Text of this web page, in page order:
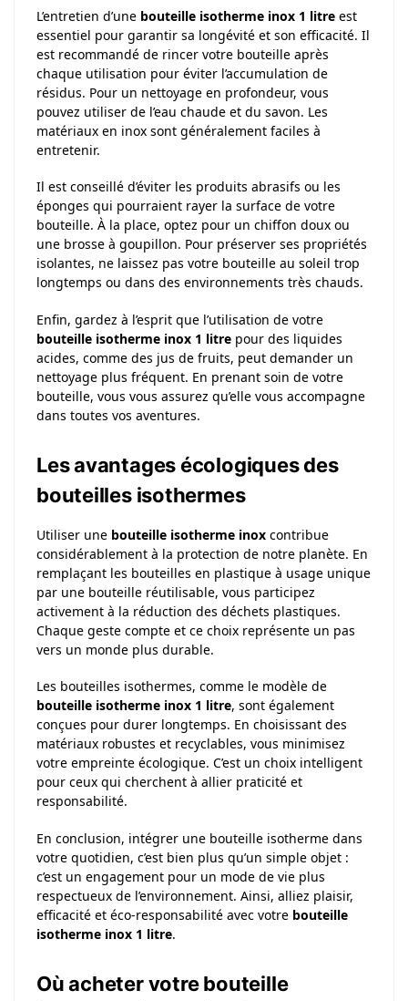
L’entretien d’une bouteille isotherme inox 1 litre est
essentiel pour garantir sa longévité et son efficacité. Il
est recommandé de rincer votre bouteille après
chaque utilisation pour éviter l’accumulation de
résidus. Pour un nettoyage en profondeur, vous
pouvez utiliser de l’eau chaude et du savon. Les
matériaux en inox sont généralement faciles à
entretenir.
Il est conseillé d’éviter les produits abrasifs ou les
éponges qui pourraient rayer la surface de votre
bouteille. À la place, optez pour un chiffon doux ou
une brosse à goupillon. Pour préserver ses propriétés
isolantes, ne laissez pas votre bouteille au soleil trop
longtemps ou dans des environnements très chauds.
Enfin, gardez à l’esprit que l’utilisation de votre
bouteille isotherme inox 1 litre pour des liquides
acides, comme des jus de fruits, peut demander un
nettoyage plus fréquent. En prenant soin de votre
bouteille, vous vous assurez qu’elle vous accompagne
dans toutes vos aventures.
Les avantages écologiques des
bouteilles isothermes
Utiliser une bouteille isotherme inox contribue
considérablement à la protection de notre planète. En
remplaçant les bouteilles en plastique à usage unique
par une bouteille réutilisable, vous participez
activement à la réduction des déchets plastiques.
Chaque geste compte et ce choix représente un pas
vers un monde plus durable.
Les bouteilles isothermes, comme le modèle de
bouteille isotherme inox 1 litre, sont également
conçues pour durer longtemps. En choisissant des
matériaux robustes et recyclables, vous minimisez
votre empreinte écologique. C’est un choix intelligent
pour ceux qui cherchent à allier praticité et
responsabilité.
En conclusion, intégrer une bouteille isotherme dans
votre quotidien, c’est bien plus qu’un simple objet :
c’est un engagement pour un mode de vie plus
respectueux de l’environnement. Ainsi, alliez plaisir,
efficacité et éco-responsabilité avec votre bouteille
isotherme inox 1 litre.
Où acheter votre bouteille